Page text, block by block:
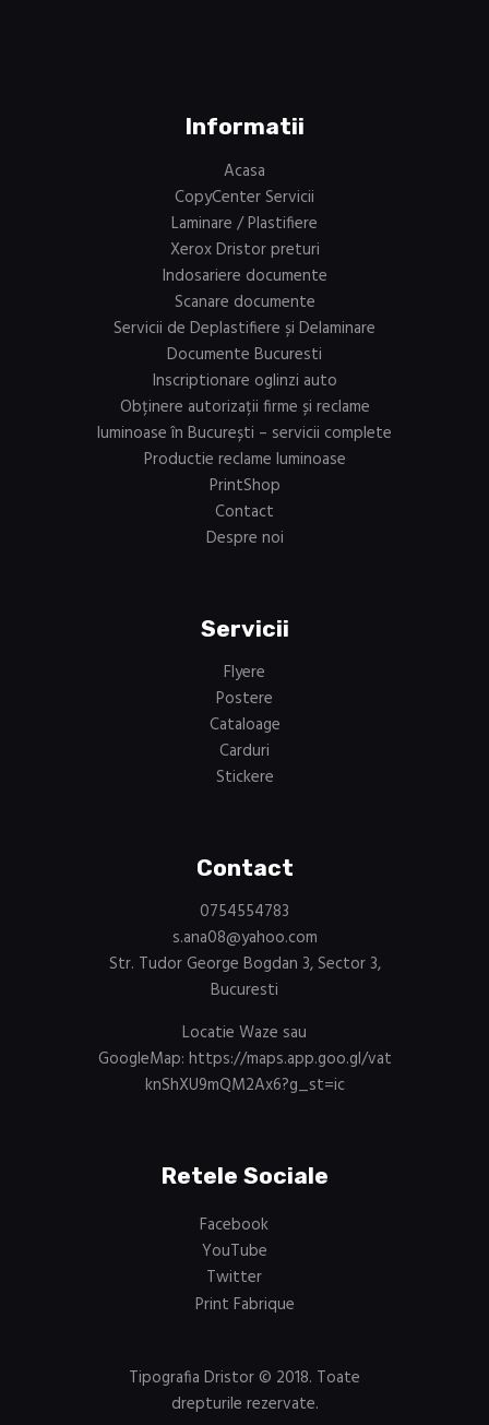
Informatii
Acasa
CopyCenter Servicii
Laminare / Plastifiere
Xerox Dristor preturi
Indosariere documente
Scanare documente
Servicii de Deplastifiere și Delaminare
Documente Bucuresti
Inscriptionare oglinzi auto
Obținere autorizații firme și reclame
luminoase în București – servicii complete
Productie reclame luminoase
PrintShop
Contact
Despre noi
Servicii
Flyere
Postere
Cataloage
Carduri
Stickere
Contact
0754554783
s.ana08@yahoo.com
Str. Tudor George Bogdan 3, Sector 3,
Bucuresti
Locatie Waze sau
GoogleMap: https://maps.app.goo.gl/vat
knShXU9mQM2Ax6?g_st=ic
Retele Sociale
Facebook
YouTube
Twitter
Print Fabrique
Tipografia Dristor© 2018. Toate
drepturile rezervate.